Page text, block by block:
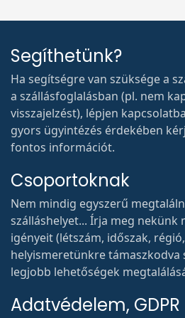
Segíthetünk?
Ha segítségre van szüksége a
a szállásfoglalásban (pl. nem
visszajelzést), lépjen
gyors ügyintézés érdekében
fontos információt.
Csoportoknak
Nem mindig egyszerű
szálláshelyet... Írja meg nekünk
igényeit (létszám, időszak,
helyismeretünkre támaszkodva
legjobb lehetőségek
Adatvédelem, GDPR